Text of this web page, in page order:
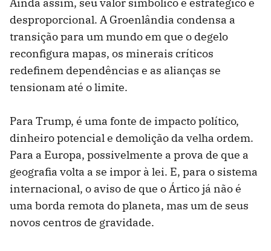
desproporcional. A Groenlândia condensa a
transição para um mundo em que o degelo
reconfigura mapas, os minerais críticos
redefinem dependências e as alianças se
tensionam até o limite.
Para Trump, é uma fonte de impacto político,
dinheiro potencial e demolição da velha ordem.
Para a Europa, possivelmente a prova de que a
geografia volta a se impor à lei. E, para o sistema
internacional, o aviso de que o Ártico já não é
uma borda remota do planeta, mas um de seus
novos centros de gravidade.